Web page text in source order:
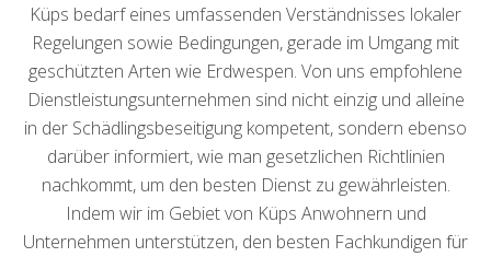
Küps bedarf eines umfassenden Verständnisses lokaler
Regelungen sowie Bedingungen, gerade im Umgang mit
geschützten Arten wie Erdwespen. Von uns empfohlene
Dienstleistungsunternehmen sind nicht einzig und alleine
in der Schädlingsbeseitigung kompetent, sondern ebenso
darüber informiert, wie man gesetzlichen Richtlinien
nachkommt, um den besten Dienst zu gewährleisten.
Indem wir im Gebiet von Küps Anwohnern und
Unternehmen unterstützen, den besten Fachkundigen für